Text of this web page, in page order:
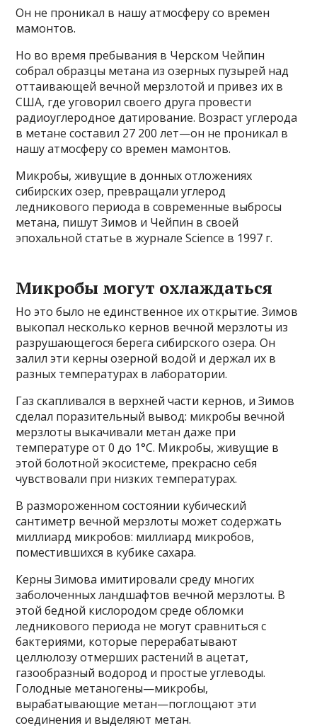
Он не проникал в нашу атмосферу со времен
мамонтов.
Но во время пребывания в Черском Чейпин
собрал образцы метана из озерных пузырей над
оттаивающей вечной мерзлотой и привез их в
США, где уговорил своего друга провести
радиоуглеродное датирование. Возраст углерода
в метане составил 27 200 лет—он не проникал в
нашу атмосферу со времен мамонтов.
Микробы, живущие в донных отложениях
сибирских озер, превращали углерод
ледникового периода в современные выбросы
метана, пишут Зимов и Чейпин в своей
эпохальной статье в журнале Science в 1997 г.
Микробы могут охлаждаться
Но это было не единственное их открытие. Зимов
выкопал несколько кернов вечной мерзлоты из
разрушающегося берега сибирского озера. Он
залил эти керны озерной водой и держал их в
разных температурах в лаборатории.
Газ скапливался в верхней части кернов, и Зимов
сделал поразительный вывод: микробы вечной
мерзлоты выкачивали метан даже при
температуре от 0 до 1°С. Микробы, живущие в
этой болотной экосистеме, прекрасно себя
чувствовали при низких температурах.
В размороженном состоянии кубический
сантиметр вечной мерзлоты может содержать
миллиард микробов: миллиард микробов,
поместившихся в кубике сахара.
Керны Зимова имитировали среду многих
заболоченных ландшафтов вечной мерзлоты. В
этой бедной кислородом среде обломки
ледникового периода не могут сравниться с
бактериями, которые перерабатывают
целлюлозу отмерших растений в ацетат,
газообразный водород и простые углеводы.
Голодные метаногены—микробы,
вырабатывающие метан—поглощают эти
соединения и выделяют метан.